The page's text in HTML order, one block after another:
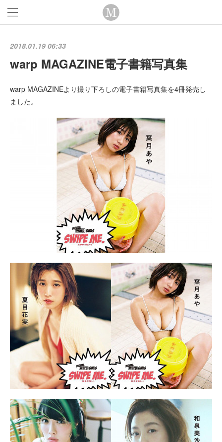
2018.01.19 06:33
warp MAGAZINE電子書籍写真集
warp MAGAZINEより撮り下ろしの電子書籍写真集を4冊発売し
ました。